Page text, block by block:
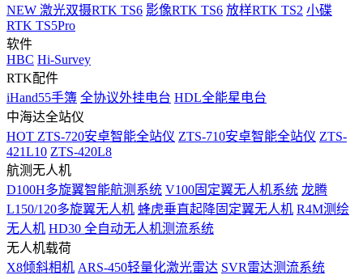
NEW 激光双摄RTK TS6 影像RTK TS6 放样RTK TS2 小碟
RTK TS5Pro
软件
HBC Hi-Survey
RTK配件
iHand55手簿 全协议外挂电台 HDL全能星电台
中海达全站仪
HOT ZTS-720安卓智能全站仪 ZTS-710安卓智能全站仪 ZTS-
421L10 ZTS-420L8
航测无人机
D100H多旋翼智能航测系统 V100固定翼无人机系统 龙腾
L150/120多旋翼无人机 蜂虎垂直起降固定翼无人机 R4M测绘
无人机 HD30 全自动无人机测流系统
无人机载荷
X8倾斜相机 ARS-450轻量化激光雷达 SVR雷达测流系统